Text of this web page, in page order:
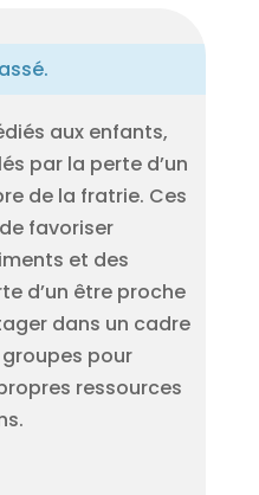
aux enfants,
par la perte d’un
de la fratrie. Ces
favoriser
et des
d’un être proche
dans un cadre
pour
ressources